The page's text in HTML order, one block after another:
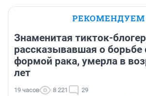
РЕКОМЕНДУЕМ
Знаменитая тикток-
рассказывавшая о борьбе
формой рака, умерла в
лет
19 часов 8 221 29